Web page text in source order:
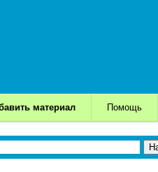
материал Помощь